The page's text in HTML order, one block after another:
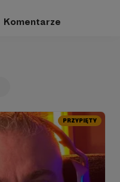
Komentarze
PRZYPIĘTY